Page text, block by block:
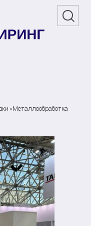
«Металлообработка